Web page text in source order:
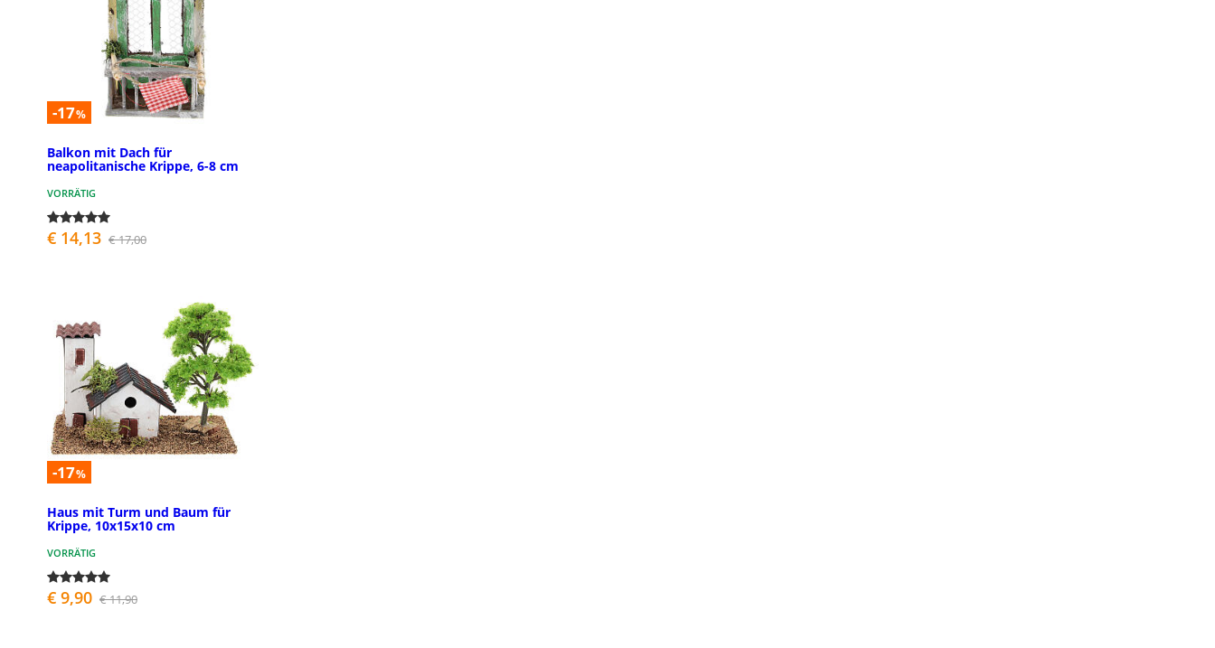
-17%
Balkon mit Dach für
neapolitanische Krippe, 6-8 cm
VORRÄTIG
€ 14,13 € 17,00
-17%
Haus mit Turm und Baum für
Krippe, 10x15x10 cm
VORRÄTIG
€ 9,90 € 11,90